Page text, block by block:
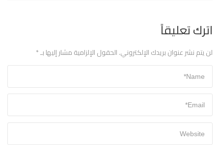
اترك تعليقاً
لن يتم نشر عنوان بريدك الإلكتروني.الحقول الإلزامية مشار إليها بـ*